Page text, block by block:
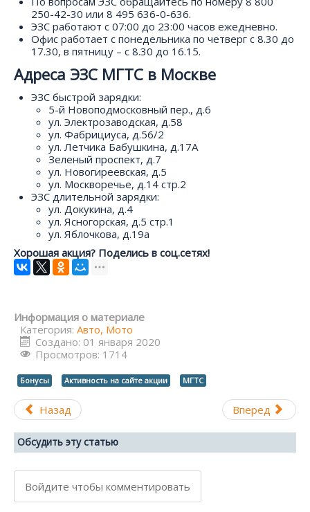
250-42-30 или 8 495 636-0-636.
ЭЗС работают с 07:00 до 23:00 часов ежедневно.
Офис работает с понедельника по четверг с 8.30 до
17.30, в пятницу – с 8.30 до 16.15.
Адреса ЭЗС МГТС в Москве
ЭЗС быстрой зарядки:
5-й Новоподмосковный пер., д.6
ул. Электрозаводская, д.58
ул. Фабрициуса, д.56/2
ул. Летчика Бабушкина, д.17А
Зеленый проспект, д.7
ул. Новогиреевская, д.5
ул. Москворечье, д.14 стр.2
ЭЗС длительной зарядки:
ул. Докукина, д.4
ул. Ясногорская, д.5 стр.1
ул. Яблочкова, д.19а
Хорошая акция? Поделись в соц.сетях!
Информация о материале
Категория: Авто, Мото
Создано: 01 января 2020
Просмотров: 1714
Бонусы Активность на сайте акции МГТС
Назад Вперед
Обсудить эту статью
Войдите чтобы комментировать